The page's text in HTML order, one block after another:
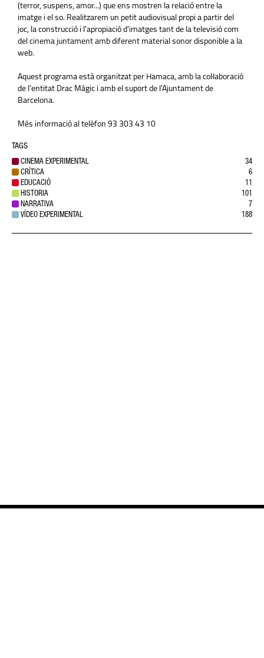
(terror, suspens, amor...) que ens mostren la relació entre la
imatge i el so. Realitzarem un petit audiovisual propi a partir del
joc, la construcció i l'apropiació d'imatges tant de la televisió com
del cinema juntament amb diferent material sonor disponible a la
web.
Aquest programa està organitzat per Hamaca, amb la col·laboració
de l'entitat Drac Màgic i amb el suport de l'Ajuntament de
Barcelona.
Més informació al telèfon 93 303 43 10
TAGS
CINEMA EXPERIMENTAL
34
CRÍTICA
6
EDUCACIÓ
11
HISTORIA
101
NARRATIVA
7
VÍDEO EXPERIMENTAL
188